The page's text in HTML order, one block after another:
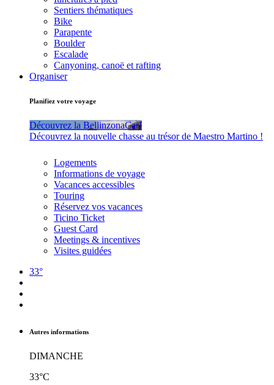
Sentiers thématiques
Bike
Parapente
Boulder
Escalade
Canyoning, canoë et rafting
Organiser
Planifiez votre voyage
Découvrez la BellinzonaCar!
Découvrez la nouvelle chasse au trésor de Maestro Martino !
Logements
Informations de voyage
Vacances accessibles
Touring
Réservez vos vacances
Ticino Ticket
Guest Card
Meetings & incentives
Visites guidées
33°
Autres informations
DIMANCHE
33°C